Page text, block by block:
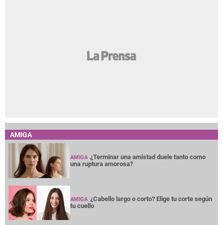
AMIGA
AMIGA ¿Terminar una amistad duele tanto como
una ruptura amorosa?
AMIGA ¿Cabello largo o corto? Elige tu corte según
tu cuello